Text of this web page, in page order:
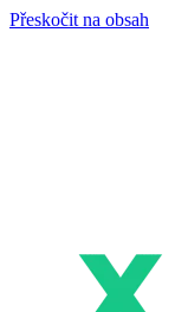
Přeskočit na obsah